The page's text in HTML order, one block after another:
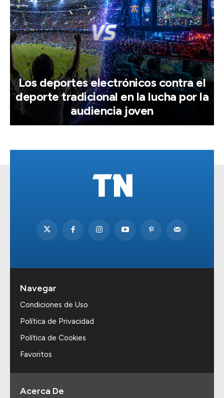
Los deportes electrónicos contra el
deporte tradicional en la lucha por la
audiencia joven
Navegar
Condiciones de Uso
Política de Privacidad
Política de Cookies
Favoritos
Acerca De